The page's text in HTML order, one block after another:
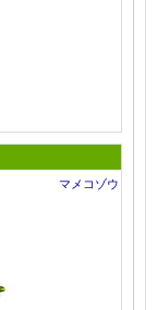
マメコゾウ